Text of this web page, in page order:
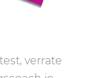
verrate